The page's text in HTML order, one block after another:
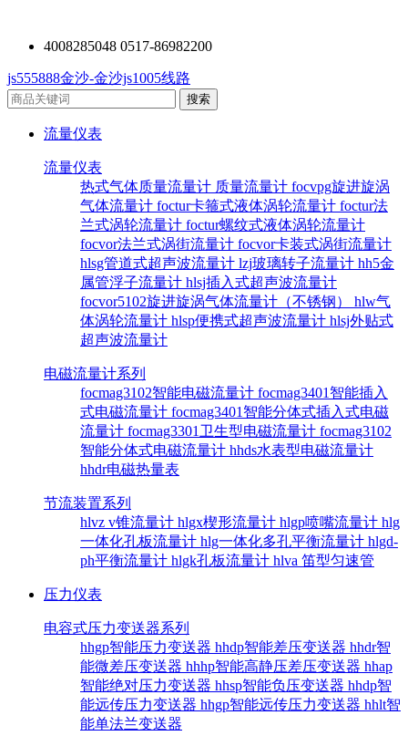
4008285048 0517-86982200
js555888金沙-金沙js1005线路
流量仪表
流量仪表
热式气体质量流量计 质量流量计 focvpg旋进旋涡
气体流量计 foctur卡箍式液体涡轮流量计 foctur法
兰式涡轮流量计 foctur螺纹式液体涡轮流量计
focvor法兰式涡街流量计 focvor卡装式涡街流量计
hlsg管道式超声波流量计 lzj玻璃转子流量计 hh5金
属管浮子流量计 hlsj插入式超声波流量计
focvor5102旋进旋涡气体流量计（不锈钢） hlw气
体涡轮流量计 hlsp便携式超声波流量计 hlsj外贴式
超声波流量计
电磁流量计系列
focmag3102智能电磁流量计 focmag3401智能插入
式电磁流量计 focmag3401智能分体式插入式电磁
流量计 focmag3301卫生型电磁流量计 focmag3102
智能分体式电磁流量计 hhds水表型电磁流量计
hhdr电磁热量表
节流装置系列
hlvz v锥流量计 hlgx楔形流量计 hlgp喷嘴流量计 hlg
一体化孔板流量计 hlg一体化多孔平衡流量计 hlgd-
ph平衡流量计 hlgk孔板流量计 hlva 笛型匀速管
压力仪表
电容式压力变送器系列
hhgp智能压力变送器 hhdp智能差压变送器 hhdr智
能微差压变送器 hhhp智能高静压差压变送器 hhap
智能绝对压力变送器 hhsp智能负压变送器 hhdp智
能远传压力变送器 hhgp智能远传压力变送器 hhlt智
能单法兰变送器